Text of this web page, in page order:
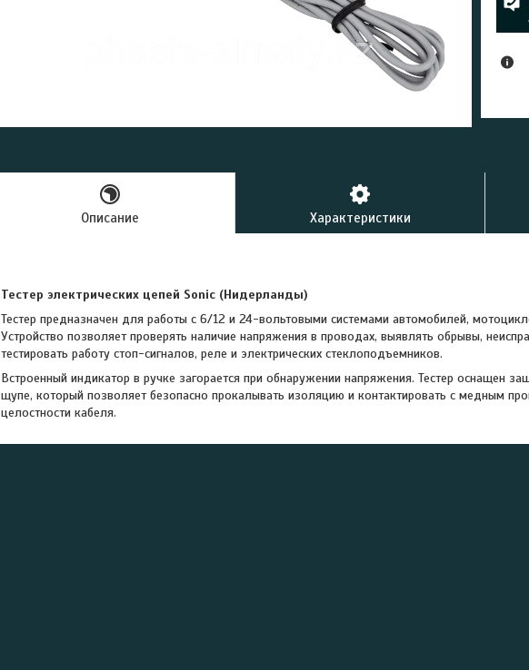
Описание Характеристики
Тестер электрических цепей Sonic (Нидерланды)
Тестер предназначен для работы с 6/12 и 24-вольтовыми системами автомобилей,
Устройство позволяет проверять наличие напряжения в проводах, выявлять обрывы,
тестировать работу стоп-сигналов, реле и электрических стеклоподъемников.
Встроенный индикатор в ручке загорается при обнаружении напряжения. Тестер оснащен
щупе, который позволяет безопасно прокалывать изоляцию и контактировать с медным
целостности кабеля.